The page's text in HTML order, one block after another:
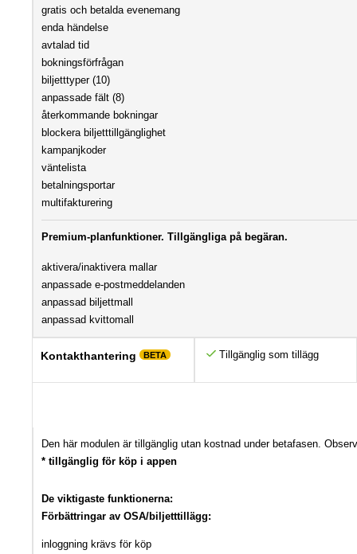
gratis och betalda evenemang
enda händelse
avtalad tid
bokningsförfrågan
biljetttyper (10)
anpassade fält (8)
återkommande bokningar
blockera biljetttillgänglighet
kampanjkoder
väntelista
betalningsportar
multifakturering
Premium-planfunktioner. Tillgängliga på begäran.
aktivera/inaktivera mallar
anpassade e-postmeddelanden
anpassad biljettmall
anpassad kvittomall
Kontakthantering BETA Tillgänglig som tillägg
Den här modulen är tillgänglig utan kostnad under betafasen.
* tillgänglig för köp i appen
De viktigaste funktionerna:
Förbättringar av OSA/biljetttillägg:
inloggning krävs för köp